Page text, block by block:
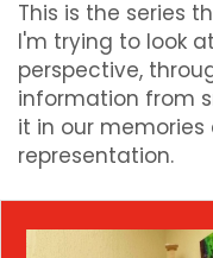
This is the series
I'm trying to look
perspective,
information from
it in our
representation.